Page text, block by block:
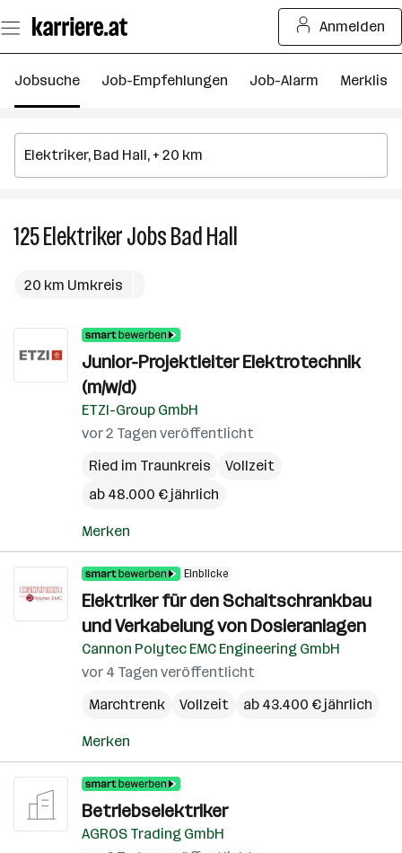
Seiteninhalt
springen
Anmelden
Jobsuche Job-Empfehlungen Job-Alarm Merkliste
125ElektrikerJobsBad Hall
20 km Umkreis
Junior-Projektleiter Elektrotechnik
(m/w/d)
ETZI-Group GmbH
vor 2 Tagen veröffentlicht
Ried im Traunkreis
Vollzeit
ab 48.000 € jährlich
Merken
Einblicke
Elektriker für den Schaltschrankbau
und Verkabelung von Dosieranlagen
Cannon Polytec EMC Engineering GmbH
vor 4 Tagen veröffentlicht
Marchtrenk
Vollzeit ab 43.400 € jährlich
Merken
Betriebselektriker
AGROS Trading GmbH